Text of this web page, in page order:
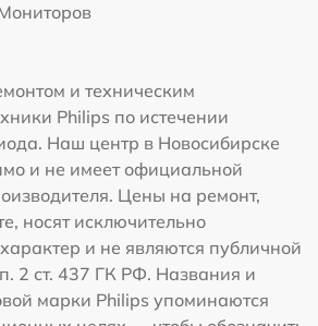
и техническим
Philips по истечении
Наш центр в Новосибирске
и не имеет официальной
Цены на ремонт,
носят исключительно
и не являются публичной
2 ст. 437 ГК РФ. Названия и
марки Philips упоминаются